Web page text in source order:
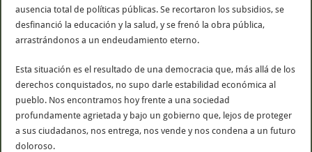
ausencia total de políticas públicas. Se recortaron los subsidios, se
desfinanció la educación y la salud, y se frenó la obra pública,
arrastrándonos a un endeudamiento eterno.
Esta situación es el resultado de una democracia que, más allá de los
derechos conquistados, no supo darle estabilidad económica al
pueblo. Nos encontramos hoy frente a una sociedad
profundamente agrietada y bajo un gobierno que, lejos de proteger
a sus ciudadanos, nos entrega, nos vende y nos condena a un futuro
doloroso.